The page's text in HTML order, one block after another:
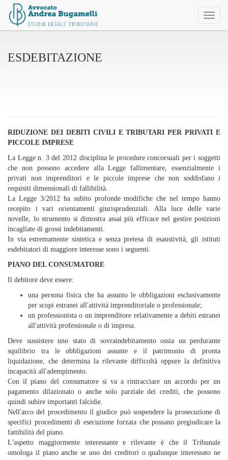
Toggle
ESDEBITAZIONE
RIDUZIONE DEI DEBITI CIVILI E TRIBUTARI PER PRIVATI E
PICCOLE IMPRESE
La Legge n. 3 del 2012 disciplina le procedure concorsuali per i soggetti
che non possono accedere alla Legge fallimentare, essenzialmente i
privati non imprenditori e le piccole imprese che non soddisfano i
requisiti dimensionali di fallibilità.
La Legge 3/2012 ha subito profonde modifiche che nel tempo hanno
recepito i vari orientamenti giurisprudenziali. Alla luce delle varie
novelle, lo strumento si dimostra assai più efficace nel gestire posizioni
incagliate di grossi indebitamenti.
In via estremamente sintetica e senza pretesa di esaustività, gli istituti
esdebitatori di maggiore interesse sono i seguenti.
PIANO DEL CONSUMATORE
Il debitore deve essere:
una persona fisica che ha assunto le obbligazioni esclusivamente
per scopi estranei all'attività imprenditoriale o professionale;
un professionista o un imprenditore relativamente a debiti estranei
all'attività professionale o di impresa.
Deve sussistere uno stato di sovraindebitamento ossia un perdurante
squilibrio tra le obbligazioni assunte e il patrimonio di pronta
liquidazione, che determina la rilevante difficoltà oppure la definitiva
incapacità all'adempimento.
Con il piano del consumatore si va a rintracciare un accordo per un
pagamento dilazionato o anche solo parziale dei crediti, che possono
quindi subire importanti falcidie.
Nell'arco del procedimento il giudice può sospendere la prosecuzione di
specifici procedimenti di esecuzione forzata che possano pregiudicare la
fattibilità del piano.
L'aspetto maggiormente interessante e rilevante è che il Tribunale
omologa il piano anche se uno dei creditori o qualunque interessato ne